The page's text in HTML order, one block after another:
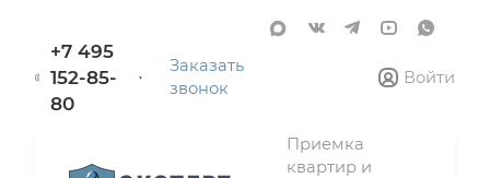
+7 495
152-85-
80
Заказать
звонок
Войти
Приемка
квартир и